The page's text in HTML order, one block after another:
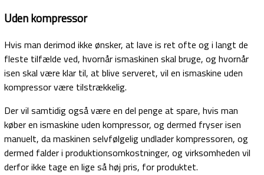
Uden kompressor
Hvis man derimod ikke ønsker, at lave is ret ofte og i langt de
fleste tilfælde ved, hvornår ismaskinen skal bruge, og hvornår
isen skal være klar til, at blive serveret, vil en ismaskine uden
kompressor være tilstrækkelig.
Der vil samtidig også være en del penge at spare, hvis man
køber en ismaskine uden kompressor, og dermed fryser isen
manuelt, da maskinen selvfølgelig undlader kompressoren, og
dermed falder i produktionsomkostninger, og virksomheden vil
derfor ikke tage en lige så høj pris, for produktet.